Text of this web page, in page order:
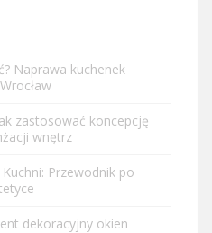
Naprawa kuchenek
zastosować koncepcję
wnętrz
Przewodnik po
dekoracyjny okien